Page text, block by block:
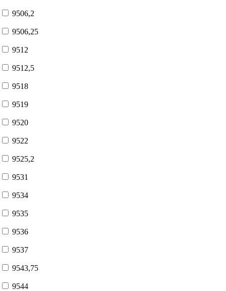
9506,2
9506,25
9512
9512,5
9518
9519
9520
9522
9525,2
9531
9534
9535
9536
9537
9543,75
9544